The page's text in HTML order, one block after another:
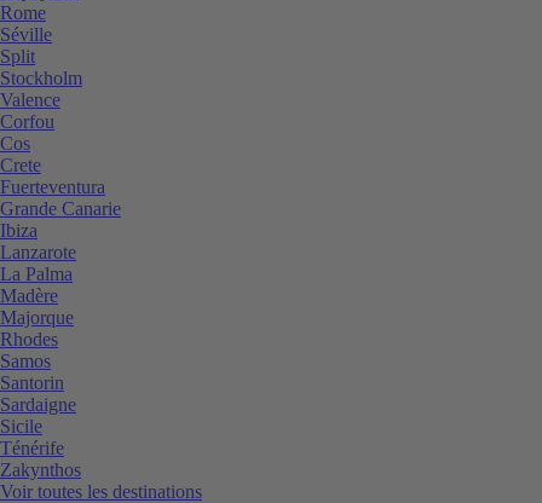
Rome
Séville
Split
Stockholm
Valence
Corfou
Cos
Crete
Fuerteventura
Grande Canarie
Ibiza
Lanzarote
La Palma
Madère
Majorque
Rhodes
Samos
Santorin
Sardaigne
Sicile
Ténérife
Zakynthos
Voir toutes les destinations